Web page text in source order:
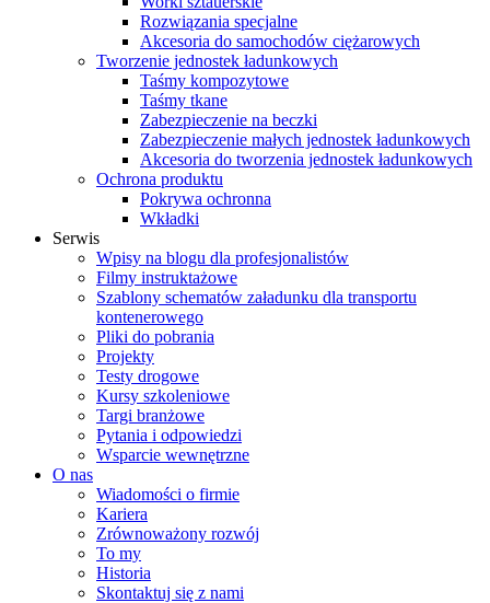
Rozwiązania specjalne
Akcesoria do samochodów ciężarowych
Tworzenie jednostek ładunkowych
Taśmy kompozytowe
Taśmy tkane
Zabezpieczenie na beczki
Zabezpieczenie małych jednostek ładunkowych
Akcesoria do tworzenia jednostek ładunkowych
Ochrona produktu
Pokrywa ochronna
Wkładki
Serwis
Wpisy na blogu dla profesjonalistów
Filmy instruktażowe
Szablony schematów załadunku dla transportu
kontenerowego
Pliki do pobrania
Projekty
Testy drogowe
Kursy szkoleniowe
Targi branżowe
Pytania i odpowiedzi
Wsparcie wewnętrzne
O nas
Wiadomości o firmie
Kariera
Zrównoważony rozwój
To my
Historia
Skontaktuj się z nami